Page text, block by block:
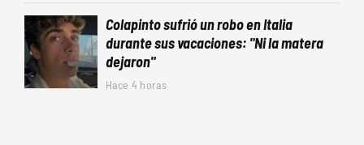
Colapinto sufrió un robo en Italia
durante sus vacaciones: "Ni la matera
dejaron"
Hace 4 horas